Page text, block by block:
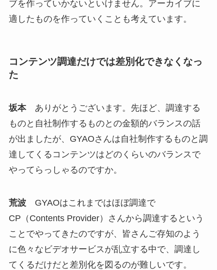
ブを作っていかないといけません。アーカイブに
適したものを作っていくことも考えています。
コンテンツ調達だけでは差別化できなくなっ
た
坂本ありがとうございます。先ほど、調達する
ものと自社制作するものとの金額的バランスの話
が出ましたが、GYAOさんは自社制作するものと調
達してくるコンテンツはどのくらいのバランスで
やってらっしゃるのですか。
荒波GYAOはこれまではほぼ調達で
CP（Contents Provider）さんから調達するという
ことでやってきたのですが、皆さんご存知のよう
に色々なビデオサービスが乱立する中で、調達し
てくるだけだと差別化を図るのが難しいです。